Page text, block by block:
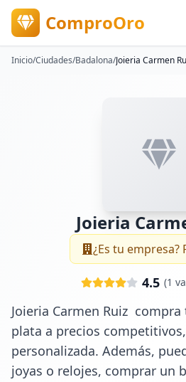
ComproOro
Inicio/Ciudades/Badalona/Joieria Carmen
Joieria
¿Es tu empresa?
4.5 (1
Joieria Carmen Ruiz
plata a precios
personalizada. Además,
joyas o relojes, comprar un